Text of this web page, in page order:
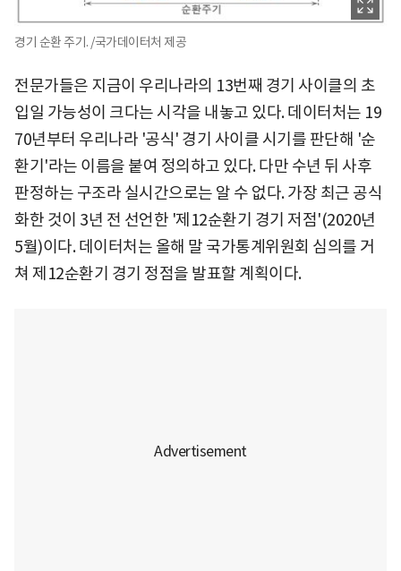
경기 순환 주기. /국가데이터처 제공
전문가들은 지금이 우리나라의 13번째 경기 사이클의 초
입일 가능성이 크다는 시각을 내놓고 있다. 데이터처는 19
70년부터 우리나라 '공식' 경기 사이클 시기를 판단해 '순
환기'라는 이름을 붙여 정의하고 있다. 다만 수년 뒤 사후
판정하는 구조라 실시간으로는 알 수 없다. 가장 최근 공식
화한 것이 3년 전 선언한 '제12순환기 경기 저점'(2020년
5월)이다. 데이터처는 올해 말 국가통계위원회 심의를 거
쳐 제12순환기 경기 정점을 발표할 계획이다.